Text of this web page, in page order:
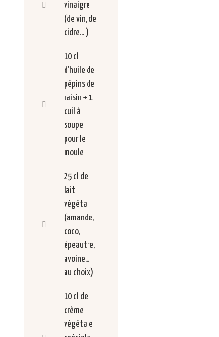
vinaigre
(de vin, de
cidre... )
10 cl
d'huile de
pépins de
raisin + 1
cuil à
soupe
pour le
moule
25 cl de
lait
végétal
(amande,
coco,
épeautre,
avoine...
au choix)
10 cl de
crème
végétale